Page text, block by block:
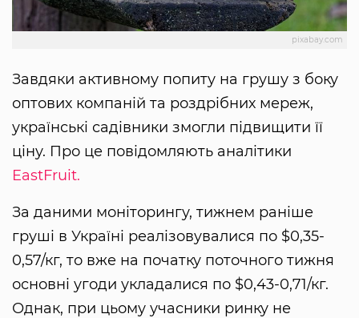
pixabay.com
Завдяки активному попиту на грушу з боку
оптових компаній та роздрібних мереж,
українські садівники змогли підвищити її
ціну. Про це повідомляють аналітики
EastFruit.
За даними моніторингу, тижнем раніше
груші в Україні реалізовувалися по $0,35-
0,57/кг, то вже на початку поточного тижня
основні угоди укладалися по $0,43-0,71/кг.
Однак, при цьому учасники ринку не